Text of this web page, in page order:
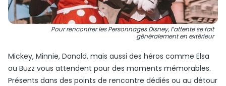
Pour rencontrer les Personnages Disney, l’attente se fait
généralement en extérieur
Mickey, Minnie, Donald, mais aussi des héros comme Elsa
ou Buzz vous attendent pour des moments mémorables.
Présents dans des points de rencontre dédiés ou au détour